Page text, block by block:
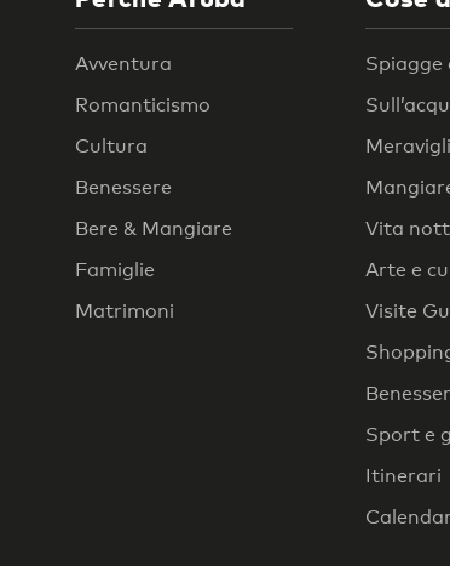
Avventura
Romanticismo
Cultura
Benessere
Bere & Mangiare
Famiglie
Matrimoni
Spiagge
Vita
Arte e
Visite
Sport e
Itinerari